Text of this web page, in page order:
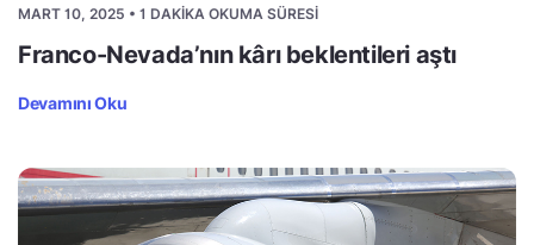
MART 10, 2025 • 1 DAKIKA OKUMA SÜRESI
Franco-Nevada’nın kârı beklentileri aştı
Devamını Oku